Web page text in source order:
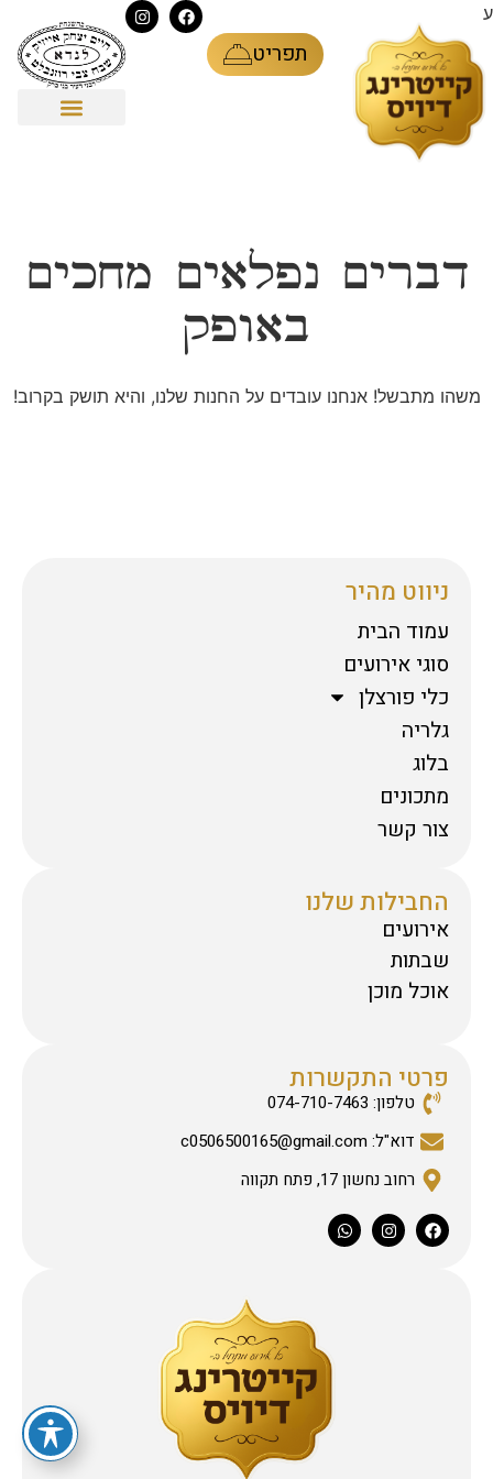
ע
תפריט
דברים נפלאים מחכים
באופק
משהו מתבשל! אנחנו עובדים על החנות שלנו, והיא תושק בקרוב!
ניווט מהיר
עמוד הבית
סוגי אירועים
כלי פורצלן
גלריה
בלוג
מתכונים
צור קשר
החבילות שלנו
אירועים
שבתות
אוכל מוכן
פרטי התקשרות
טלפון: 074-710-7463
דוא"ל: c0506500165@gmail.com
רחוב נחשון 17, פתח תקווה